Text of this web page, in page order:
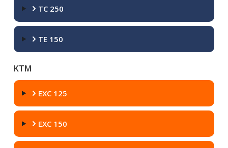
TC 250
TE 150
KTM
EXC 125
EXC 150